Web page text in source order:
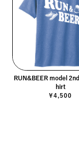
RUN&BEER model
hirt
¥4,500